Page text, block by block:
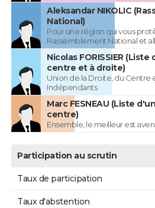
Aleksandar NIKOLIC
National)
Pour une région qui vous
Rassemblement National et
Nicolas FORISSIER (Liste
centre et à droite)
Union de la Droite, du Centre
Indépendants
Marc FESNEAU (Liste
centre)
Ensemble, le meilleur est
Participation au scrutin
Taux de participation
Taux d'abstention